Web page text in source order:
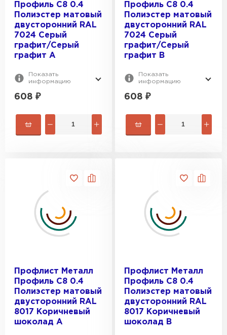
Профиль C8 0.4
Полиэстер матовый
двусторонний RAL
7024 Серый
графит/Серый
графит A
Показать
информацию
608 ₽
Профиль C8 0.4
Полиэстер матовый
двусторонний RAL
7024 Серый
графит/Серый
графит B
Показать
информацию
608 ₽
Профлист Металл
Профиль C8 0.4
Полиэстер матовый
двусторонний RAL
8017 Коричневый
шоколад A
Профлист Металл
Профиль C8 0.4
Полиэстер матовый
двусторонний RAL
8017 Коричневый
шоколад B